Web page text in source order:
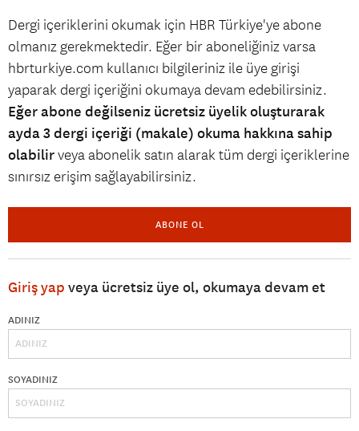
Dergi içeriklerini okumak için HBR Türkiye'ye abone
olmanız gerekmektedir. Eğer bir aboneliğiniz varsa
hbrturkiye.com kullanıcı bilgileriniz ile üye girişi
yaparak dergi içeriğini okumaya devam edebilirsiniz.
Eğer abone değilseniz ücretsiz üyelik oluşturarak
ayda 3 dergi içeriği (makale) okuma hakkına sahip
olabilirveya abonelik satın alarak tüm dergi içeriklerine
sınırsız erişim sağlayabilirsiniz.
ABONE OL
Giriş yap veya ücretsiz üye ol, okumaya devam et
ADINIZ
SOYADINIZ